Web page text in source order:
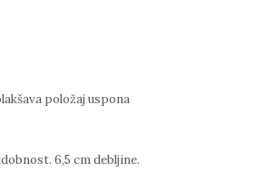
položaj uspona
6,5 cm debljine.